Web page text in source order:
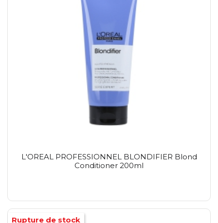
L'OREAL PROFESSIONNEL BLONDIFIER Blond
Conditioner 200ml
Rupture de stock